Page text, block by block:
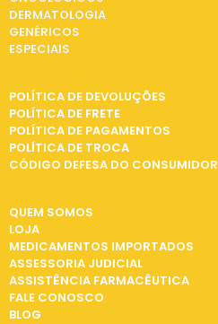
DERMATOLOGIA
GENÉRICOS
ESPECIAIS
POLÍTICA DE DEVOLUÇÕES
POLÍTICA DE FRETE
POLÍTICA DE PAGAMENTOS
POLÍTICA DE TROCA
CÓDIGO DEFESA DO CONSUMIDOR
QUEM SOMOS
LOJA
MEDICAMENTOS IMPORTADOS
ASSESSORIA JUDICIAL
ASSISTÊNCIA FARMACÊUTICA
FALE CONOSCO
BLOG